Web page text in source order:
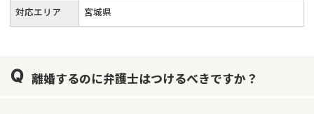
対応エリア 宮城県
離婚するのに弁護士はつけるべきですか？